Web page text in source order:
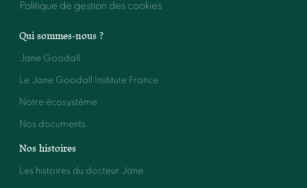
Politique de gestion des cookies
Qui sommes-nous ?
Jane Goodall
Le Jane Goodall Institute France
Notre écosystème
Nos documents
Nos histoires
Les histoires du docteur Jane